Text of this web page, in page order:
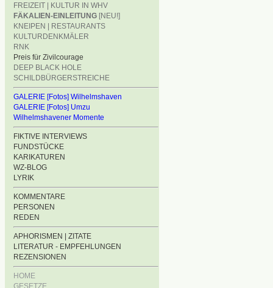
FREIZEIT | KULTUR IN WHV
FÄKALIEN-EINLEITUNG [NEU!]
KNEIPEN | RESTAURANTS
KULTURDENKMÄLER
RNK
Preis für Zivilcourage
DEEP BLACK HOLE
SCHILDBÜRGERSTREICHE
GALERIE [Fotos] Wilhelmshaven
GALERIE [Fotos] Umzu
Wilhelmshavener Momente
FIKTIVE INTERVIEWS
FUNDSTÜCKE
KARIKATUREN
WZ-BLOG
LYRIK
KOMMENTARE
PERSONEN
REDEN
APHORISMEN | ZITATE
LITERATUR - EMPFEHLUNGEN
REZENSIONEN
HOME
GESETZE